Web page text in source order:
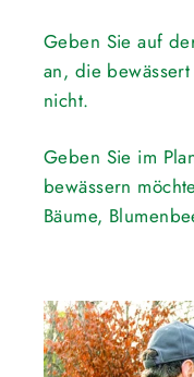
Geben Sie auf
an, die
nicht.
Geben Sie im
bewässern
Bäume,